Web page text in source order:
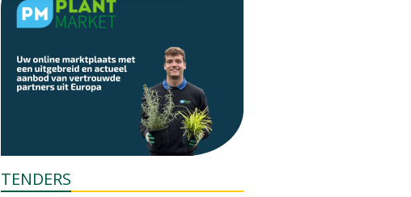
TENDERS